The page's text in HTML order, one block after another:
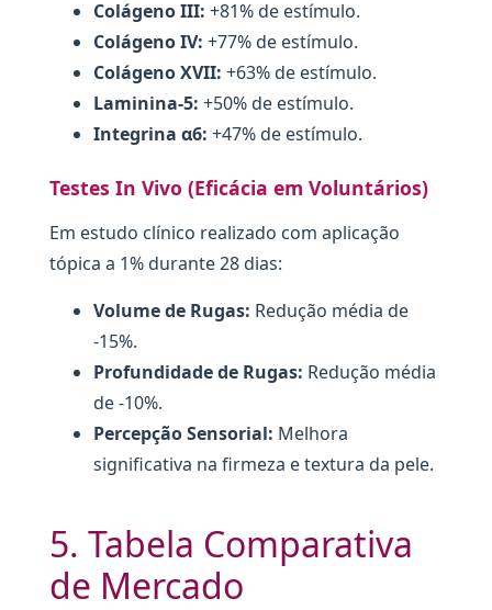
Colágeno III: +81% de estímulo.
Colágeno IV: +77% de estímulo.
Colágeno XVII: +63% de estímulo.
Laminina-5: +50% de estímulo.
Integrina α6: +47% de estímulo.
Testes In Vivo (Eficácia em Voluntários)
Em estudo clínico realizado com aplicação
tópica a 1% durante 28 dias:
Volume de Rugas: Redução média de
-15%.
Profundidade de Rugas: Redução média
de -10%.
Percepção Sensorial: Melhora
significativa na firmeza e textura da pele.
5. Tabela Comparativa
de Mercado